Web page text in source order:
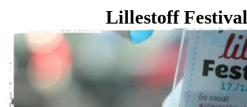
Lillestoff Festival